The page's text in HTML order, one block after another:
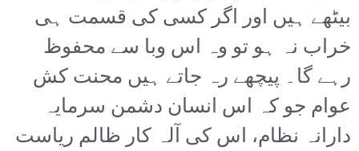
بیٹھے ہیں اور اگر کسی کی قسمت ہی
خراب نہ ہو تو وہ اس وبا سے محفوظ
رہے گا۔ پیچھے رہ جاتے ہیں محنت کش
عوام جو کہ اس انسان دشمن سرمایہ
دارانہ نظام، اس کی آلہ کار ظالم ریاست